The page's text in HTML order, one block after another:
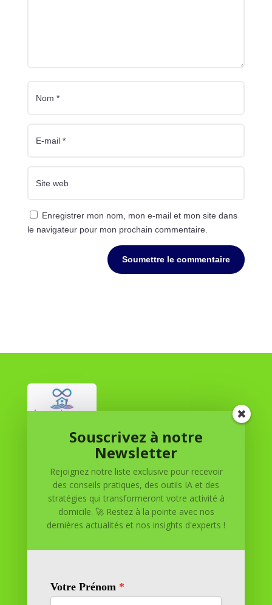
Enregistrer mon nom, mon e-mail et mon site dans
le navigateur pour mon prochain commentaire.
Soumettre le commentaire
Réussite à Domicile
Réussite à Domicile est votre partenaire de confiance
pour atteindre vos objectifs depuis le confort de votre
maison. Nous offrons des solutions personnalisées pour
vous aider à réussir.
Souscrivez à notre
Newsletter
Rejoignez notre liste exclusive pour recevoir
des conseils pratiques, des outils IA et des
stratégies qui transformeront votre activité à
domicile. 🚀 Restez à la pointe avec nos
dernières actualités et nos insights d'experts !